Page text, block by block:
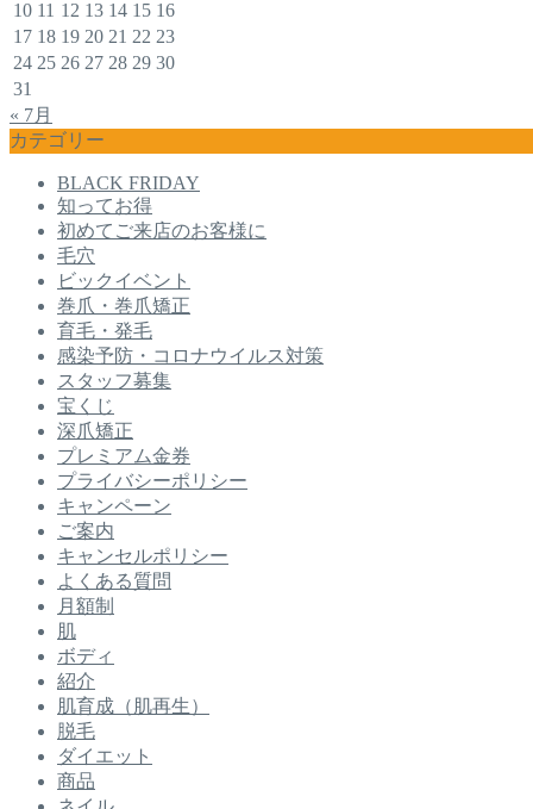
10 11 12 13 14 15 16
17 18 19 20 21 22 23
24 25 26 27 28 29 30
31
« 7月
カテゴリー
BLACK FRIDAY
知ってお得
初めてご来店のお客様に
毛穴
ビックイベント
巻爪・巻爪矯正
育毛・発毛
感染予防・コロナウイルス対策
スタッフ募集
宝くじ
深爪矯正
プレミアム金券
プライバシーポリシー
キャンペーン
ご案内
キャンセルポリシー
よくある質問
月額制
肌
ボディ
紹介
肌育成（肌再生）
脱毛
ダイエット
商品